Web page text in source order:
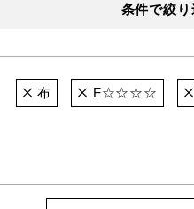
条件で絞り
布 F☆☆☆☆